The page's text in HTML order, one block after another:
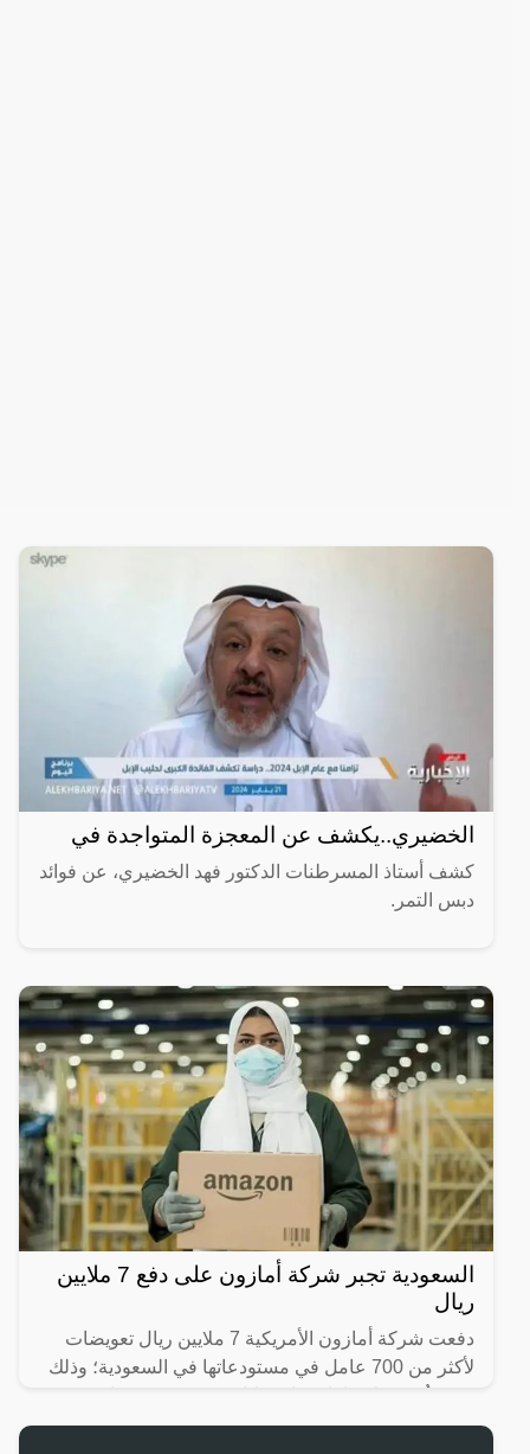
الخضيري..يكشف عن المعجزة المتواجدة في
كشف أستاذ المسرطنات الدكتور فهد الخضيري، عن فوائد
دبس التمر.
السعودية تجبر شركة أمازون على دفع 7 ملايين
ريال
دفعت شركة أمازون الأمريكية 7 ملايين ريال تعويضات
لأكثر من 700 عامل في مستودعاتها في السعودية؛ وذلك
قانونية؛